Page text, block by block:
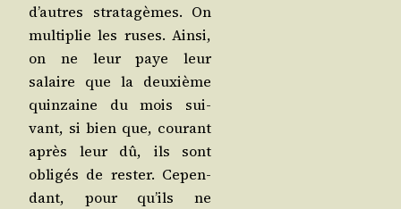
d’autres stra­ta­gèmes. On
mul­ti­plie les ruses. Ain­si,
on ne leur paye leur
salaire que la deuxième
quin­zaine du mois sui­
vant, si bien que, cou­rant
après leur dû, ils sont
obli­gés de res­ter. Cepen­
dant, pour qu’ils ne